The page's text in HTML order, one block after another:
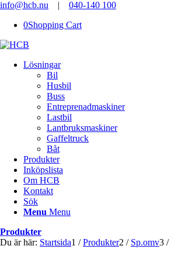
info@hcb.nu | 040-140 100
0Shopping Cart
Lösningar
Bil
Husbil
Buss
Entreprenadmaskiner
Lastbil
Lantbruksmaskiner
Gaffeltruck
Båt
Produkter
Inköpslista
Om HCB
Kontakt
Sök
Menu Menu
Produkter
Du är här: Startsida1 / Produkter2 / Sp.omv3 /